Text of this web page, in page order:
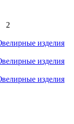
2